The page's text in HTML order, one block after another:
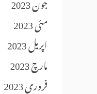
مئی 2023
اپریل 2023
مارچ 2023
فروری 2023